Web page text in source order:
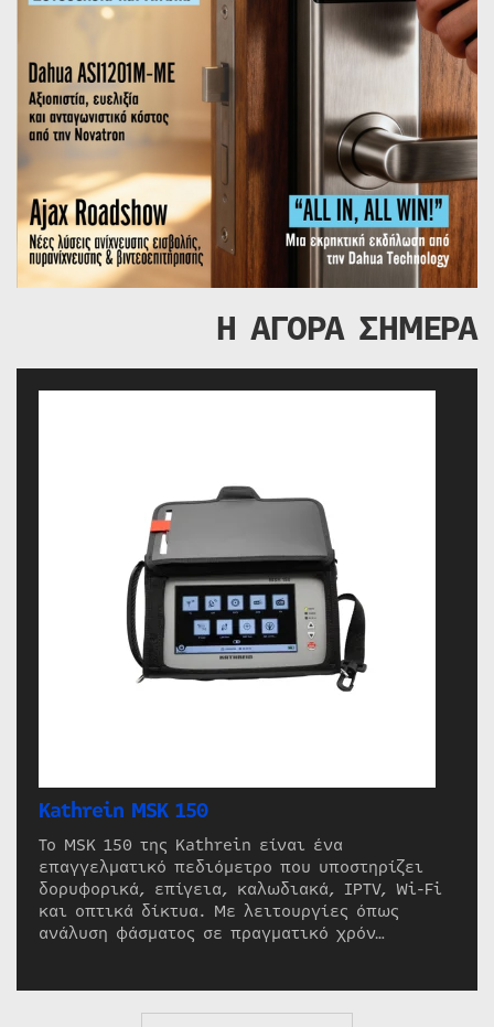
Η ΑΓΟΡΑ ΣΗΜΕΡΑ
Kathrein MSK 150
Το MSK 150 της Kathrein είναι ένα
επαγγελματικό πεδιόμετρο που υποστηρίζει
δορυφορικά, επίγεια, καλωδιακά, IPTV, Wi-Fi
και οπτικά δίκτυα. Με λειτουργίες όπως
ανάλυση φάσματος σε πραγματικό χρόν…